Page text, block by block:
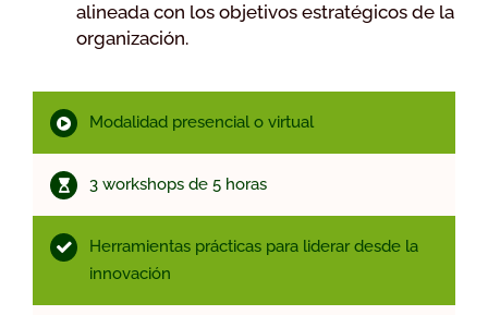
alineada con los objetivos estratégicos de la
organización.
Modalidad presencial o virtual
3 workshops de 5 horas
Herramientas prácticas para liderar desde la
innovación